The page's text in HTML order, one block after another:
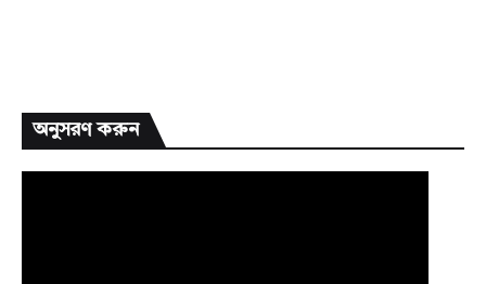
অনুসরণ করুন